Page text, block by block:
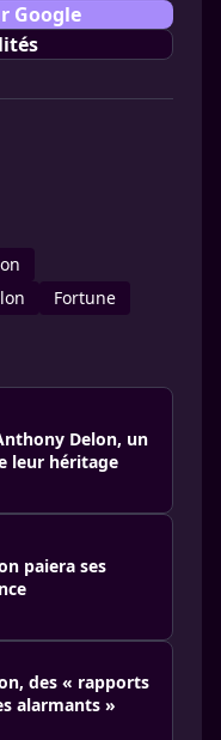
Google
Fortune
Delon, un
leur héritage
paiera ses
des « rapports
alarmants »